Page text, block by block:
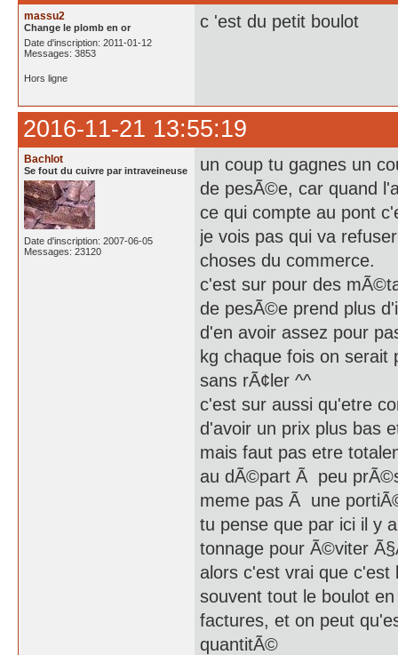
massu2
Change le plomb en or
Date d'inscription: 2011-01-12
Messages: 3853
c 'est du petit boulot
Hors ligne
2016-11-21 13:55:19
Bachlot
Se fout du cuivre par intraveineuse
Date d'inscription: 2007-06-05
Messages: 23120
un coup tu gagnes un
de pesÃ©e, car quand
ce qui compte au pont
je vois pas qui va
choses du commerce.
c'est sur pour des
de pesÃ©e prend plus
d'en avoir assez pour
kg chaque fois on serait
sans rÃ¢ler ^^
c'est sur aussi qu'etre
d'avoir un prix plus bas
mais faut pas etre
au dÃ©part Ã peu
meme pas Ã une
tu pense que par ici il y
tonnage pour Ã©viter
alors c'est vrai que
souvent tout le boulot
factures, et on peut
quantitÃ©